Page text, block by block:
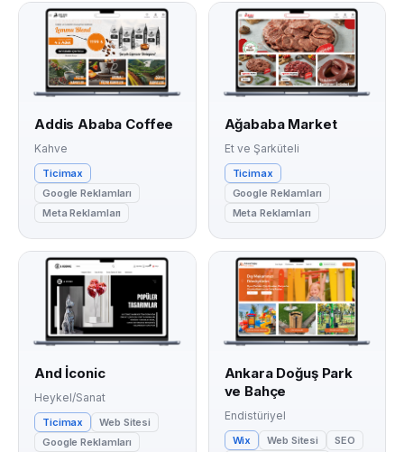
Addis Ababa Coffee
Kahve
Ticimax
Google Reklamları
Meta Reklamları
Ağababa Market
Et ve Şarküteli
Ticimax
Google Reklamları
Meta Reklamları
And İconic
Heykel/Sanat
Ticimax
Web Sitesi
Google Reklamları
Ankara Doğuş Park
ve Bahçe
Endistüriyel
Wix Web Sitesi
SEO